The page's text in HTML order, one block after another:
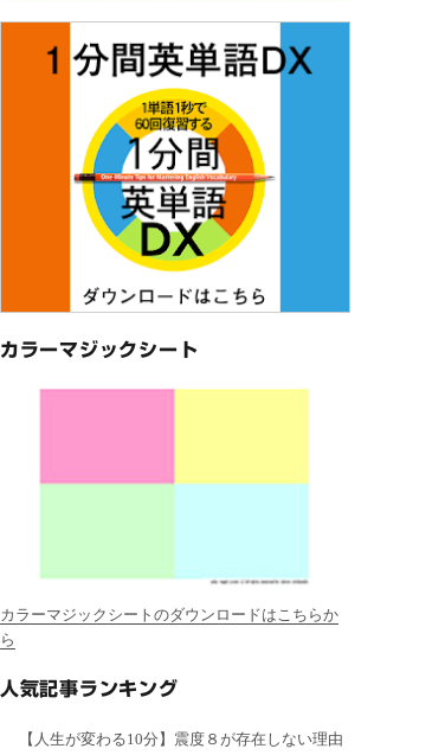
カラーマジックシート
カラーマジックシートのダウンロードはこちらか
ら
人気記事ランキング
【人生が変わる10分】震度８が存在しない理由